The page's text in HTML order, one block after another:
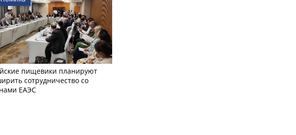
пищевики планируют
сотрудничество со
ЕАЭС